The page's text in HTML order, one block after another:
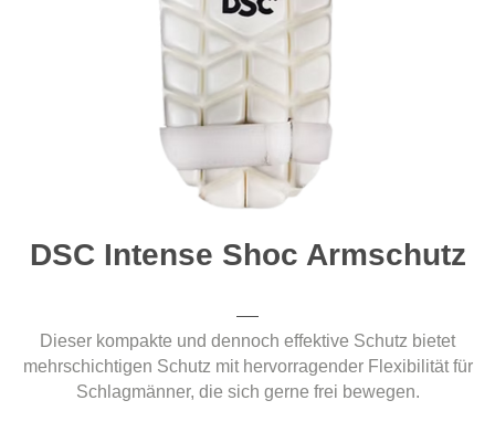
DSC Intense Shoc Armschutz
Dieser kompakte und dennoch effektive Schutz bietet
mehrschichtigen Schutz mit hervorragender Flexibilität für
Schlagmänner, die sich gerne frei bewegen.